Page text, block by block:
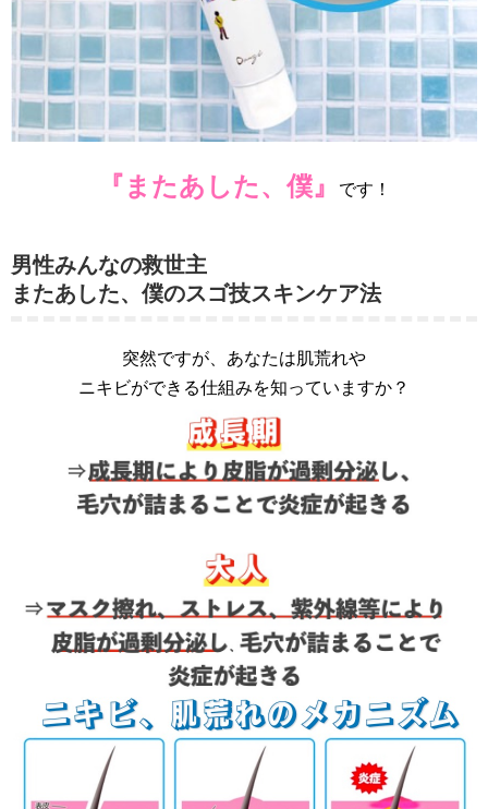
『またあした、僕』 です！
男性みんなの救世主
またあした、僕のスゴ技スキンケア法
突然ですが、あなたは肌荒れや
ニキビができる仕組みを知っていますか？